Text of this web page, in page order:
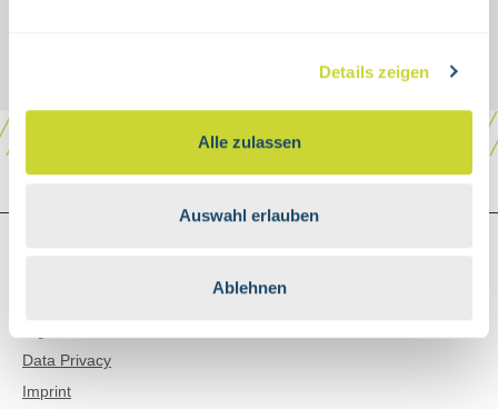
Details zeigen
Alle zulassen
Auswahl erlauben
Ablehnen
General Terms and Conditions
Data Privacy
Imprint